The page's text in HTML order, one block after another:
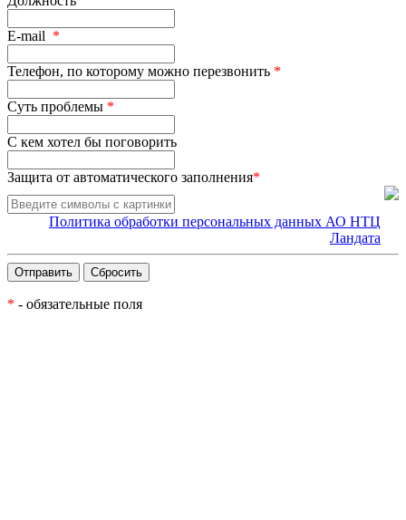
E-mail *
Телефон, по которому можно перезвонить *
Суть проблемы *
С кем хотел бы поговорить
Защита от автоматического заполнения*
Политика обработки персональных данных АО НТЦ
Ландата
* - обязательные поля